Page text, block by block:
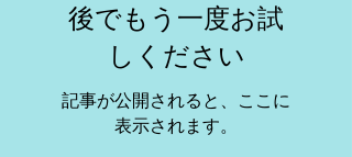
後でもう一度お試
しください
記事が公開されると、ここに
表示されます。